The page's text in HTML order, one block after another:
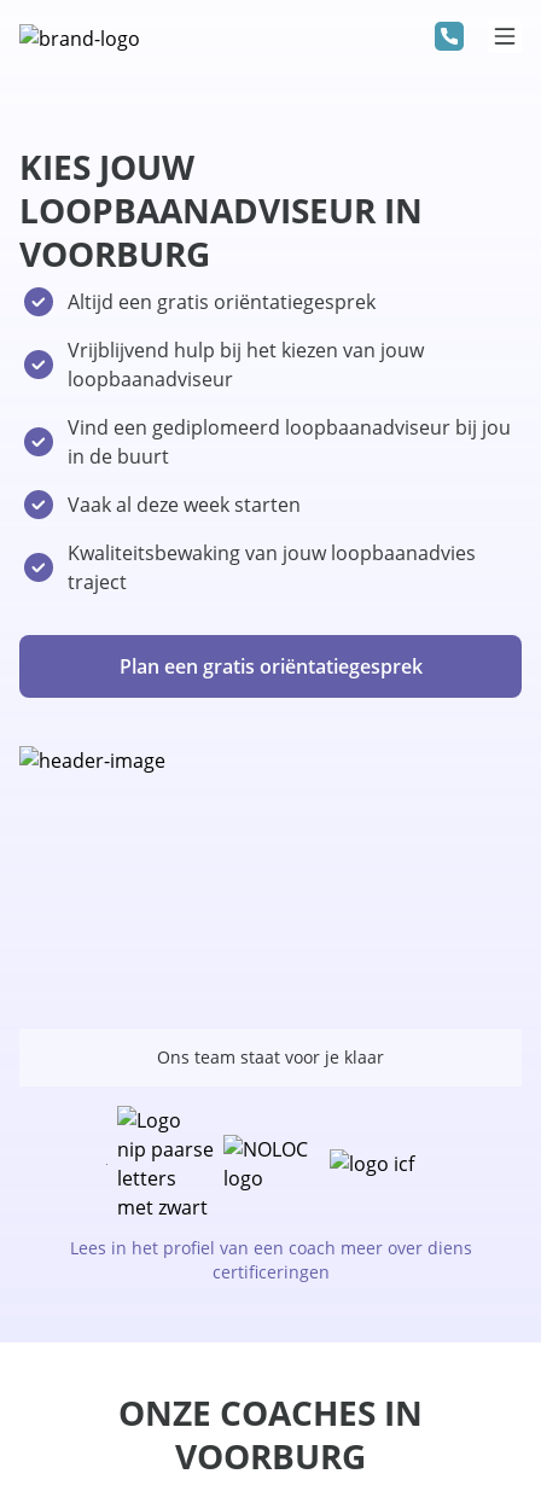
KIES JOUW
LOOPBAANADVISEUR IN
VOORBURG
Altijd een gratis oriëntatiegesprek
Vrijblijvend hulp bij het kiezen van jouw
loopbaanadviseur
Vind een gediplomeerd loopbaanadviseur bij jou
in de buurt
Vaak al deze week starten
Kwaliteitsbewaking van jouw loopbaanadvies
traject
Plan een gratis oriëntatiegesprek
Ons team staat voor je klaar
Lees in het profiel van een coach meer over diens
certificeringen
ONZE COACHES IN
VOORBURG